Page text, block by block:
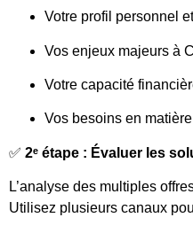
Votre profil personnel
Vos enjeux majeurs à
Votre capacité
Vos besoins en
✅ 2ᵉ étape : Évaluer les
L’analyse des multiples
Utilisez plusieurs canaux